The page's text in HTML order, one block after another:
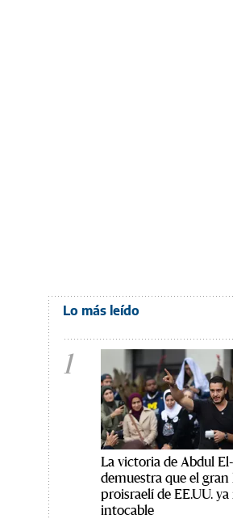
Lo más leído
1
La victoria de Abdul
demuestra que el gran
proisraelí de EE.UU. ya
intocable